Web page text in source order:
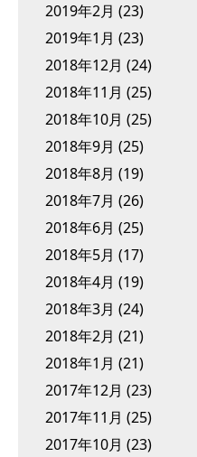
2019年2月 (23)
2019年1月 (23)
2018年12月 (24)
2018年11月 (25)
2018年10月 (25)
2018年9月 (25)
2018年8月 (19)
2018年7月 (26)
2018年6月 (25)
2018年5月 (17)
2018年4月 (19)
2018年3月 (24)
2018年2月 (21)
2018年1月 (21)
2017年12月 (23)
2017年11月 (25)
2017年10月 (23)